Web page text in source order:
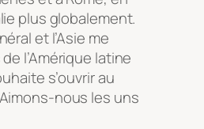
plus globalement.
et l’Asie me
l’Amérique latine
s’ouvrir au
nous les uns